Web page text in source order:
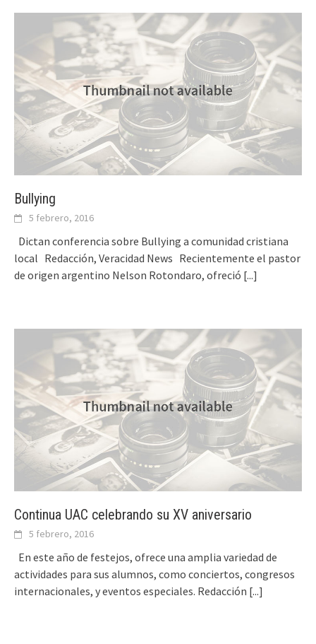
Bullying
5 febrero, 2016
Dictan conferencia sobre Bullying a comunidad cristiana
local Redacción, Veracidad News Recientemente el pastor
de origen argentino Nelson Rotondaro, ofreció [...]
Continua UAC celebrando su XV aniversario
5 febrero, 2016
En este año de festejos, ofrece una amplia variedad de
actividades para sus alumnos, como conciertos, congresos
internacionales, y eventos especiales. Redacción [...]